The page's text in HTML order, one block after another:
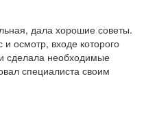
дала хорошие советы.
осмотр, входе которого
сделала необходимые
специалиста своим